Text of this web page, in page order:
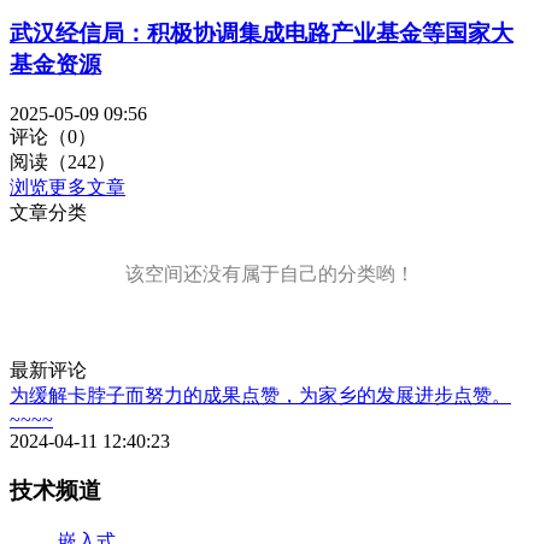
武汉经信局：积极协调集成电路产业基金等国家大
基金资源
2025-05-09 09:56
评论（0）
阅读（242）
浏览更多文章
文章分类
该空间还没有属于自己的分类哟！
最新评论
为缓解卡脖子而努力的成果点赞，为家乡的发展进步点赞。
~~~~
2024-04-11 12:40:23
技术频道